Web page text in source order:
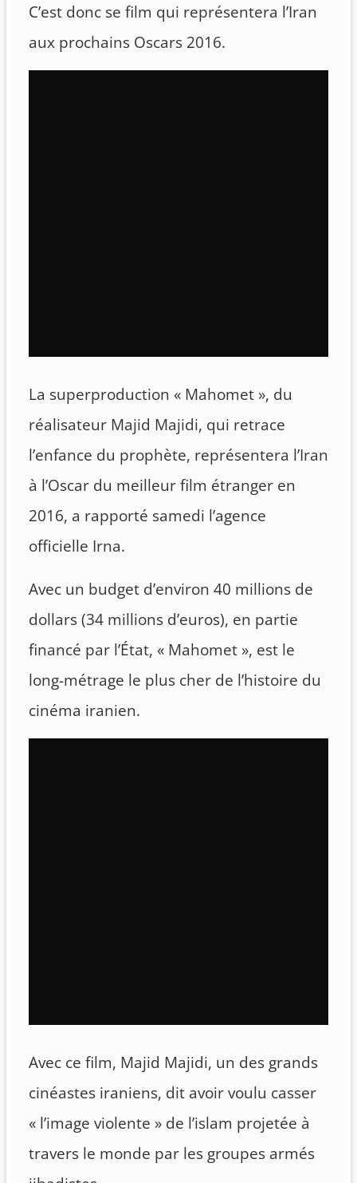
C’est donc se film qui représentera l’Iran
aux prochains Oscars 2016.
La superproduction « Mahomet », du
réalisateur Majid Majidi, qui retrace
l’enfance du prophète, représentera l’Iran
à l’Oscar du meilleur film étranger en
2016, a rapporté samedi l’agence
officielle Irna.
Avec un budget d’environ 40 millions de
dollars (34 millions d’euros), en partie
financé par l’État, « Mahomet », est le
long-métrage le plus cher de l’histoire du
cinéma iranien.
Avec ce film, Majid Majidi, un des grands
cinéastes iraniens, dit avoir voulu casser
« l’image violente » de l’islam projetée à
travers le monde par les groupes armés